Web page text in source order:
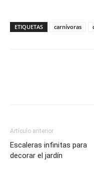
ETIQUETAS carnívoras
Artículo anterior
Escaleras infinitas para
decorar el jardín